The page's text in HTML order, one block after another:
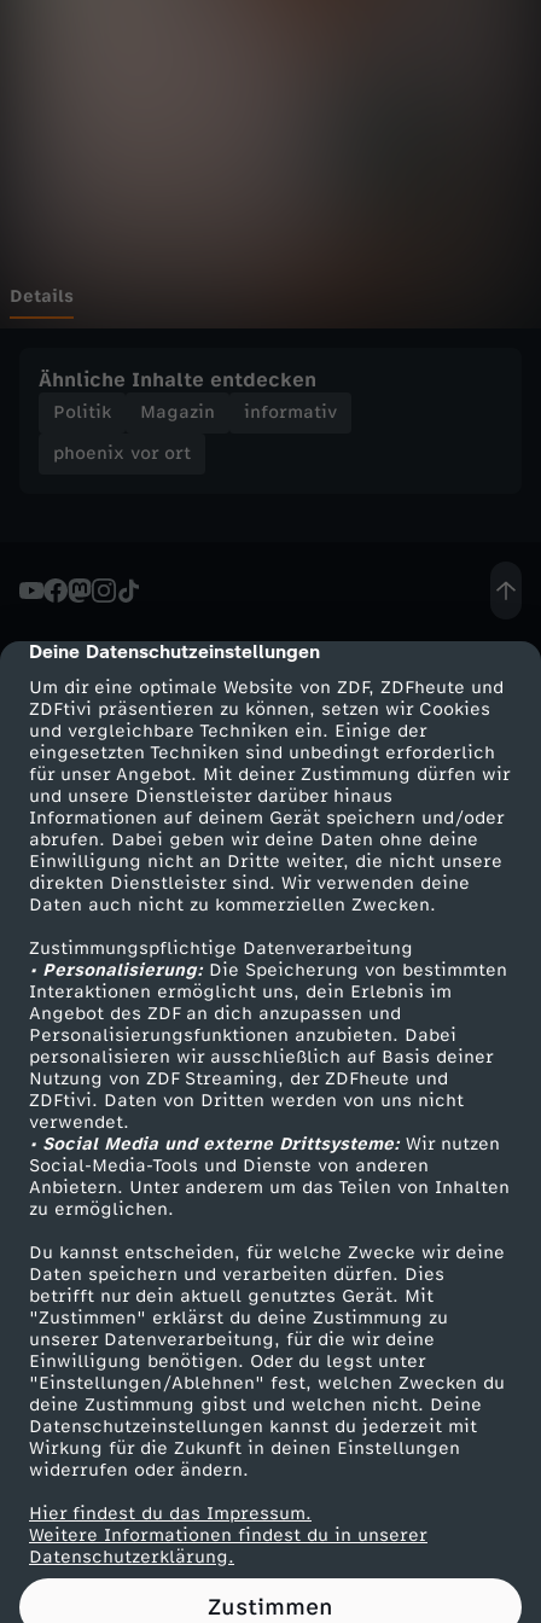
cmp-dialog-description
Deine Datenschutzeinstellungen
Um dir eine optimale Website von ZDF, ZDFheute und
ZDFtivi präsentieren zu können, setzen wir Cookies
und vergleichbare Techniken ein. Einige der
eingesetzten Techniken sind unbedingt erforderlich
für unser Angebot. Mit deiner Zustimmung dürfen wir
und unsere Dienstleister darüber hinaus
Informationen auf deinem Gerät speichern und/oder
abrufen. Dabei geben wir deine Daten ohne deine
Einwilligung nicht an Dritte weiter, die nicht unsere
direkten Dienstleister sind. Wir verwenden deine
Daten auch nicht zu kommerziellen Zwecken.
Zustimmungspflichtige Datenverarbeitung
• Personalisierung:Die Speicherung von bestimmten
Interaktionen ermöglicht uns, dein Erlebnis im
Angebot des ZDF an dich anzupassen und
Personalisierungsfunktionen anzubieten. Dabei
personalisieren wir ausschließlich auf Basis deiner
Nutzung von ZDF Streaming, der ZDFheute und
ZDFtivi. Daten von Dritten werden von uns nicht
verwendet.
• Social Media und externe Drittsysteme:Wir nutzen
Social-Media-Tools und Dienste von anderen
Anbietern. Unter anderem um das Teilen von Inhalten
zu ermöglichen.
Du kannst entscheiden, für welche Zwecke wir deine
Daten speichern und verarbeiten dürfen. Dies
betrifft nur dein aktuell genutztes Gerät. Mit
"Zustimmen" erklärst du deine Zustimmung zu
unserer Datenverarbeitung, für die wir deine
Einwilligung benötigen. Oder du legst unter
"Einstellungen/Ablehnen" fest, welchen Zwecken du
deine Zustimmung gibst und welchen nicht. Deine
Datenschutzeinstellungen kannst du jederzeit mit
Wirkung für die Zukunft in deinen Einstellungen
widerrufen oder ändern.
Hier findest du das Impressum.
Weitere Informationen findest du in unserer
Datenschutzerklärung.
Zustimmen
t
N
o
s
t
:
I
s
r
a
e
l
w
i
l
l
G
a
z
a
Details
Ähnliche Inhalte entdecken
Politik Magazin
informativ
phoenix vor ort
Mehr ZDF
ZDF-Apps
Smart TV
ZDFtext
Livestreams
Sendungen A-Z
TV-Programm
Service
ZDFmitreden
Kontakt zum ZDF
Tickets
Zuschauerservice
Hilfe
ZDF Unternehmen
Karriere
ZDF goes Schule
Werbefernsehen
Mainzelmännchen
Partner